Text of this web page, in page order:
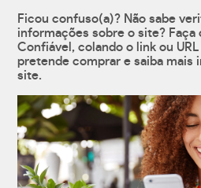
Ficou confuso(a)? Não sabe
informações sobre o site? Faça
Confiável, colando o link ou
pretende comprar e saiba mais
site.